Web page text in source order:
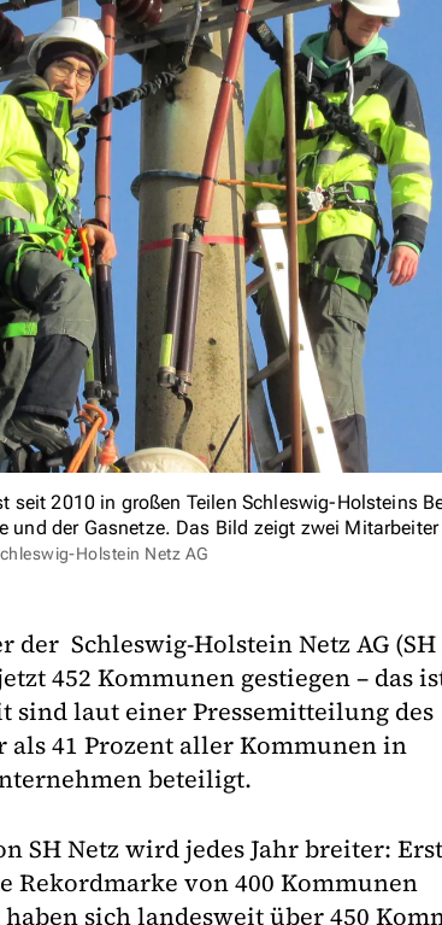
seit 2010 in großen Teilen Schleswig-Holsteins
und der Gasnetze. Das Bild zeigt zwei Mitarbeiter
Holstein Netz AG
der Schleswig-Holstein Netz AG (SH
452 Kommunen gestiegen – das
sind laut einer Pressemitteilung des
41 Prozent aller Kommunen in
beteiligt.
SH Netz wird jedes Jahr breiter:
Rekordmarke von 400 Kommunen
sich landesweit über 450